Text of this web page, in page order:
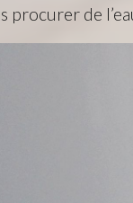
procurer de